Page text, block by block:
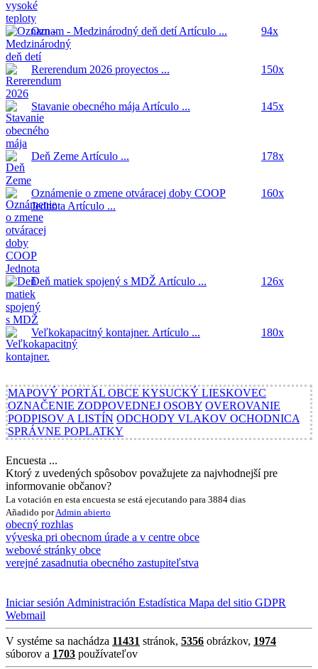
Oznam - Medzinárodný deň detíArtículo ... 94x
Rererendum 2026 proyectos ... 150x
Stavanie obecného mája Artículo ... 145x
Deň Zeme Artículo ... 178x
Oznámenie o zmene otváracej doby COOP
Jednota Artículo ...
160x
Deň matiek spojený s MDŽ Artículo ... 126x
Veľkokapacitný kontajner. Artículo ... 180x
MAPOVÝ PORTÁL OBCE KYSUCKÝ LIESKOVEC
OZNAČENIE ZODPOVEDNEJ OSOBY OVEROVANIE
PODPISOV A LISTÍN ODCHODY VLAKOV OCHODNICA
SPRÁVNE POPLATKY
Encuesta ...
Ktorý z uvedených spôsobov považujete za najvhodnejší pre
informovanie občanov?
La votación en esta encuesta se está ejecutando para 3884 dias
Añadido porAdmin abierto
obecný rozhlas
výveska pri obecnom úrade a v centre obce
webové stránky obce
verejné zasadnutia obecného zastupiteľstva
Iniciar sesión Administración Estadística Mapa del sitio GDPR
Webmail
V systéme sa nachádza 11431 stránok, 5356 obrázkov, 1974
súborov a 1703 používateľov